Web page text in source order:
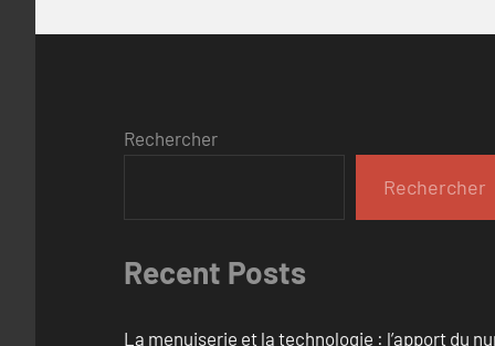
Rechercher
Rechercher
Recent Posts
La menuiserie et la technologie : l’apport du